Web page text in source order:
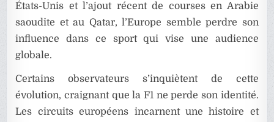
États-Unis et l’ajout récent de courses en Arabie
saoudite et au Qatar, l’Europe semble perdre son
influence dans ce sport qui vise une audience
globale.
Certains observateurs s’inquiètent de cette
évolution, craignant que la F1 ne perde son identité.
Les circuits européens incarnent une histoire et